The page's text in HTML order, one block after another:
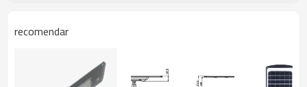
recomendar